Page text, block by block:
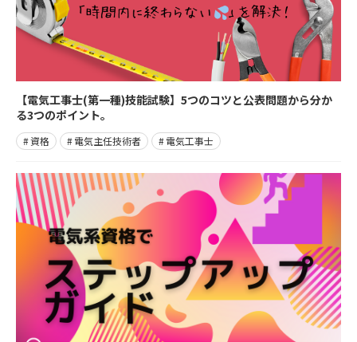
【電気工事士(第一種)技能試験】5つのコツと公表問題から分か
る3つのポイント。
資格 電気主任技術者 電気工事士